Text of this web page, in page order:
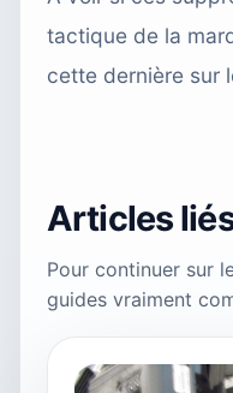
tactique de la
cette dernière sur
Articles
Pour continuer sur
guides vraiment